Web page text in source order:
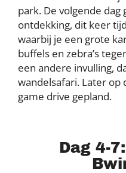
park. De volgende dag
ontdekking, dit keer
waarbij je een grote
buffels en zebra’s
een andere invulling,
wandelsafari. Later op
game drive gepland.
Dag 4-